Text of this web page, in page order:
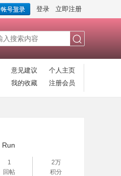
登录 立即注册
意见建议
个人主页
我的收藏 注册会员
Run
1
回帖
2万
积分